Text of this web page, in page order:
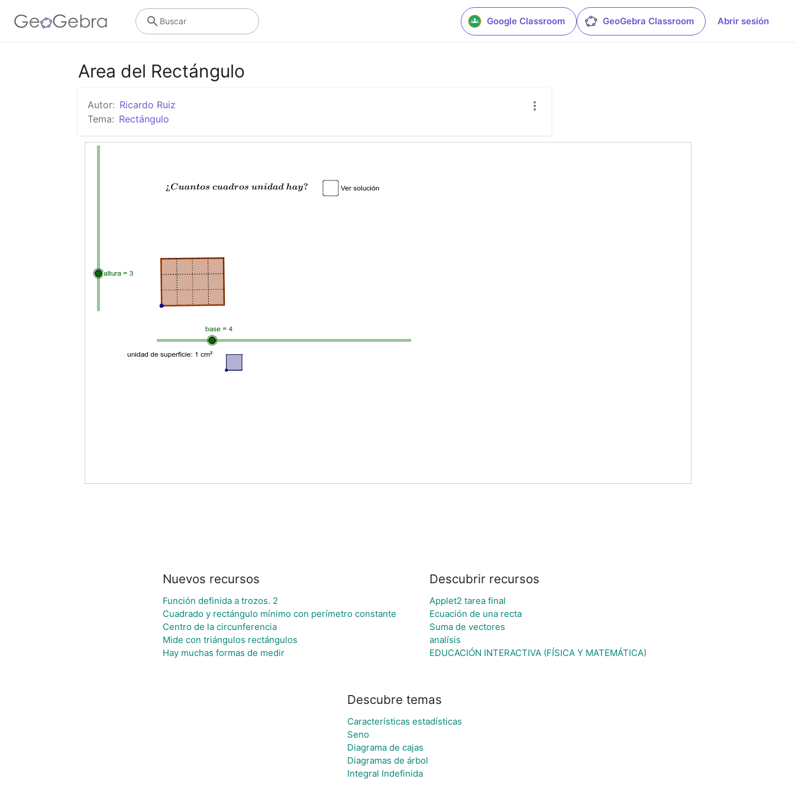
Google Classroom GeoGebra Classroom Abrir sesión
Buscar
Area del Rectángulo
Autor: Ricardo Ruiz
Tema: Rectángulo
Nuevos recursos
Función definida a trozos. 2
Cuadrado y rectángulo mínimo con perímetro constante
Centro de la circunferencia
Mide con triángulos rectángulos
Hay muchas formas de medir
Descubrir recursos
Applet2 tarea final
Ecuación de una recta
Suma de vectores
analísis
EDUCACIÓN INTERACTIVA (FÍSICA Y MATEMÁTICA)
Descubre temas
Características estadísticas
Seno
Diagrama de cajas
Diagramas de árbol
Integral Indefinida